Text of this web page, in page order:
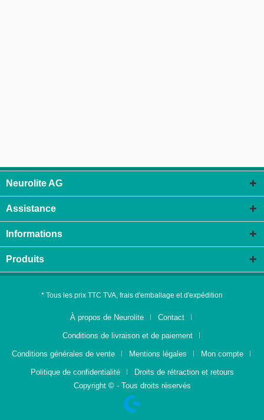
Neurolite AG
Assistance
Informations
Produits
* Tous les prix TTC TVA, frais d'emballage et d'expédition
À propos de Neurolite Contact
Conditions de livraison et de paiement
Conditions générales de vente Mentions légales Mon compte
Politique de confidentialité
Droits de rétraction et retours
Copyright © - Tous droits réservés